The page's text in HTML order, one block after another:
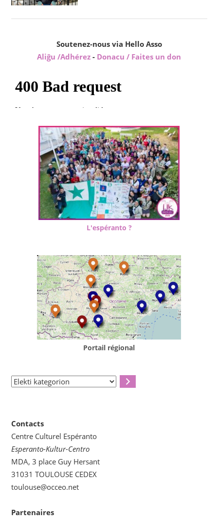
Soutenez-nous via Hello Asso
Aliĝu /Adhérez - Donacu / Faites un don
L'espéranto ?
Portail régional
Elekti
Contacts
Centre Culturel Espéranto
Esperanto-Kultur-Centro
MDA, 3 place Guy Hersant
31031 TOULOUSE CEDEX
toulouse@occeo.net
Partenaires